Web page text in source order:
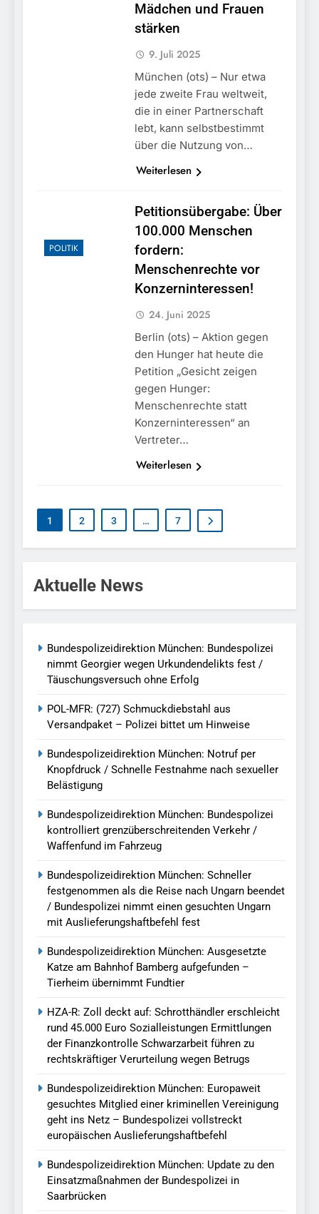
Mädchen und Frauen
stärken
9. Juli 2025
München (ots) – Nur etwa
jede zweite Frau weltweit,
die in einer Partnerschaft
lebt, kann selbstbestimmt
über die Nutzung von…
Weiterlesen
POLITIK
Petitionsübergabe: Über
100.000 Menschen
fordern:
Menschenrechte vor
Konzerninteressen!
24. Juni 2025
Berlin (ots) – Aktion gegen
den Hunger hat heute die
Petition „Gesicht zeigen
gegen Hunger:
Menschenrechte statt
Konzerninteressen“ an
Vertreter…
Weiterlesen
1 2 3 … 7
Aktuelle News
Bundespolizeidirektion München: Bundespolizei
nimmt Georgier wegen Urkundendelikts fest /
Täuschungsversuch ohne Erfolg
POL-MFR: (727) Schmuckdiebstahl aus
Versandpaket – Polizei bittet um Hinweise
Bundespolizeidirektion München: Notruf per
Knopfdruck / Schnelle Festnahme nach sexueller
Belästigung
Bundespolizeidirektion München: Bundespolizei
kontrolliert grenzüberschreitenden Verkehr /
Waffenfund im Fahrzeug
Bundespolizeidirektion München: Schneller
festgenommen als die Reise nach Ungarn beendet
/ Bundespolizei nimmt einen gesuchten Ungarn
mit Auslieferungshaftbefehl fest
Bundespolizeidirektion München: Ausgesetzte
Katze am Bahnhof Bamberg aufgefunden –
Tierheim übernimmt Fundtier
HZA-R: Zoll deckt auf: Schrotthändler erschleicht
rund 45.000 Euro Sozialleistungen Ermittlungen
der Finanzkontrolle Schwarzarbeit führen zu
rechtskräftiger Verurteilung wegen Betrugs
Bundespolizeidirektion München: Europaweit
gesuchtes Mitglied einer kriminellen Vereinigung
geht ins Netz – Bundespolizei vollstreckt
europäischen Auslieferungshaftbefehl
Bundespolizeidirektion München: Update zu den
Einsatzmaßnahmen der Bundespolizei in
Saarbrücken